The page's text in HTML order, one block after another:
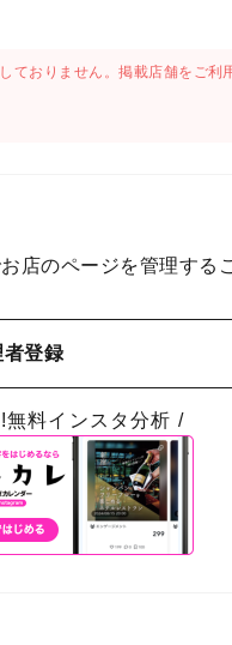
おりません。掲載店舗をご
店のページを管理する
者登録
料インスタ分析 /